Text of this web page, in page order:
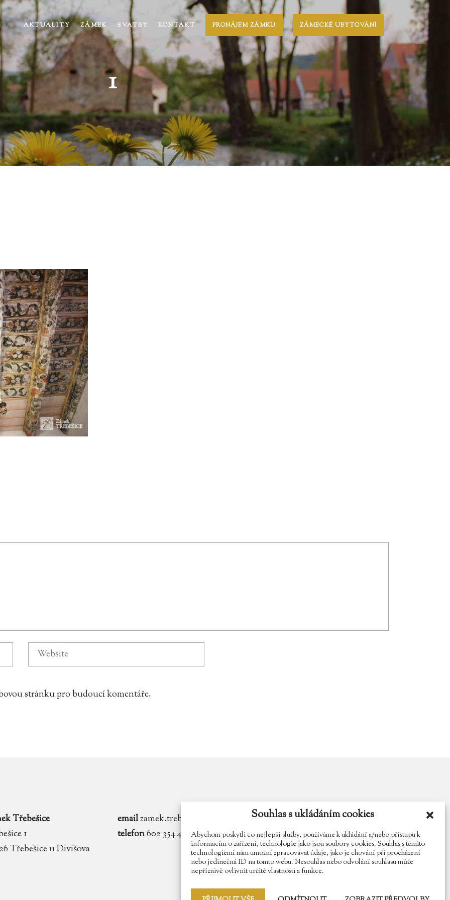
Souhlas s ukládáním cookies
Abychom poskytli co nejlepší služby, používáme k ukládání a/nebo přístupu k
informacím o zařízení, technologie jako jsou soubory cookies. Souhlas s těmito
technologiemi nám umožní zpracovávat údaje, jako je chování při procházení
nebo jedinečná ID na tomto webu. Nesouhlas nebo odvolání souhlasu může
nepříznivě ovlivnit určité vlastnosti a funkce.
AKTUALITY ZÁMEK SVATBY KONTAKT PRONÁJEM ZÁMKU ZÁMECKÉ UBYTOVÁNÍ
1
stránku pro budoucí komentáře.
Třebešice
1
Třebešice u Divišova
emailzamek.trebesice@volny.cz
telefon602 354 467
Najdete nás na Facebooku
Sledujte náš Instagram